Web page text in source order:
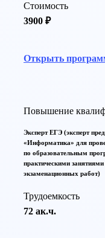
Стоимость
3900 ₽
Открыть
Повышение
Эксперт ЕГЭ (эксперт
«Информатика» для
по образовательным
практическими
экзаменационных работ)
Трудоемкость
72 ак.ч.